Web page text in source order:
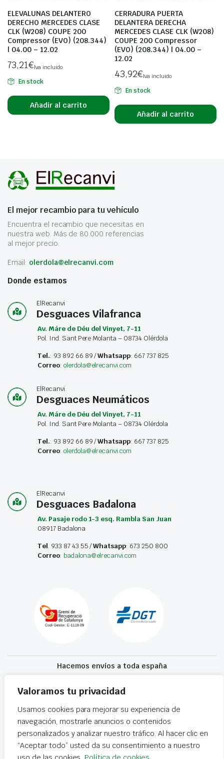
Valoramos tu privacidad
Usamos cookies para mejorar su experiencia de
navegación, mostrarle anuncios o contenidos
personalizados y analizar nuestro tráfico. Al hacer clic en
“Aceptar todo” usted da su consentimiento a nuestro
ELEVALUNAS DELANTERO
DERECHO MERCEDES CLASE
CLK (W208) COUPE 200
Compressor (EVO) (208.344)
| 04.00 – 12.02
73,21€Iva incluido
En stock
Añadir al carrito
CERRADURA PUERTA
DELANTERA DERECHA
MERCEDES CLASE CLK (W208)
COUPE 200 Compressor
(EVO) (208.344) | 04.00 –
12.02
43,92€Iva incluido
En stock
Añadir al carrito
El mejor recambio para tu vehículo
Encuentra el recambio que necesitas en
nuestra web. Más de 80.000 referencias
al mejor precio.
Email: olerdola@elrecanvi.com
Donde estamos
ElRecanvi
Desguaces Vilafranca
Av. Máre de Déu del Vinyet, 7-11
Pol. Ind. Sant Pere Molanta – 08734 Olérdola
Tel.: 93 892 66 89 /Whatsapp: 667 737 825
Correo: olerdola@elrecanvi.com
ElRecanvi
Desguaces Neumáticos
Av. Máre de Déu del Vinyet, 7-11
Pol. Ind. Sant Pere Molanta – 08734 Olérdola
Tel.: 93 892 66 89 /Whatsapp: 667 737 825
Correo: olerdola@elrecanvi.com
ElRecanvi
Desguaces Badalona
Av. Pasaje rodo 1-3 esq. Rambla San Juan
08917 Badalona
Tel. 933 87 43 55 /Whatsapp: 673 250 800
Correo: badalona@elrecanvi.com
Hacemos envíos a toda españa
Recibe tu recambio en 24-72 horas
Desguaces El Recanvi 2026 ©Condiciones generales·Declaración de